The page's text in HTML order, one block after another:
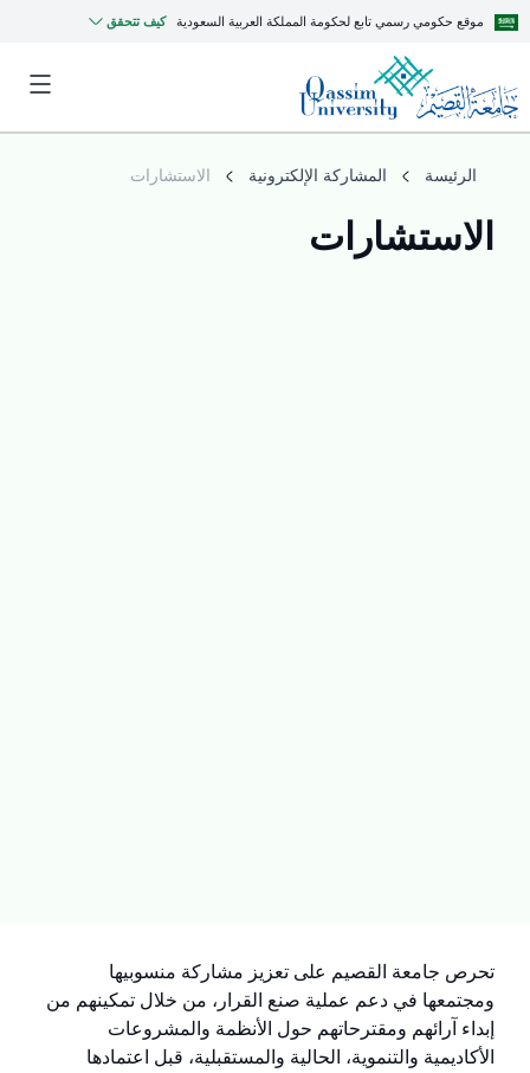
موقع حكومي رسمي تابع لحكومة المملكة العربية السعودية كيف تتحقق
الرئيسة المشاركة الإلكترونية الاستشارات
الاستشارات
تحرص جامعة القصيم على تعزيز مشاركة منسوبيها
ومجتمعها في دعم عملية صنع القرار، من خلال تمكينهم من
إبداء آرائهم ومقترحاتهم حول الأنظمة والمشروعات
الأكاديمية والتنموية، الحالية والمستقبلية، قبل اعتمادها